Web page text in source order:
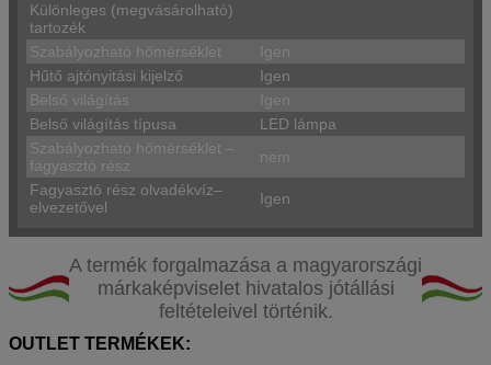
Különleges (megvásárolható)
tartozék
Szabályozható hőmérséklet
Igen
Hűtő ajtónyitási kijelző
Igen
Belső világítás
Igen
Belső világítás típusa
LED lámpa
Szabályozható hőmérséklet –
fagyasztó rész
nem
Fagyasztó rész olvadékvíz–
elvezetővel
Igen
A termék forgalmazása a magyarországi
márkaképviselet hivatalos jótállási
feltételeivel történik.
OUTLET TERMÉKEK: